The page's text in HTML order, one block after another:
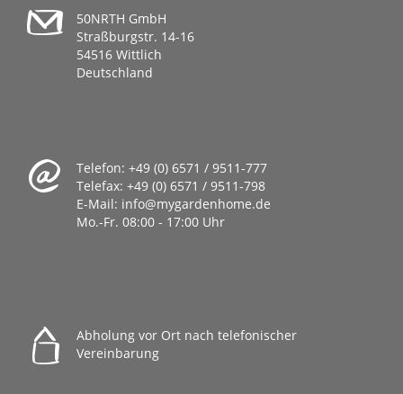
50NRTH GmbH
Straßburgstr. 14-16
54516 Wittlich
Deutschland
Telefon: +49 (0) 6571 / 9511-777
Telefax: +49 (0) 6571 / 9511-798
E-Mail: info@mygardenhome.de
Mo.-Fr. 08:00 - 17:00 Uhr
Abholung vor Ort nach telefonischer
Vereinbarung